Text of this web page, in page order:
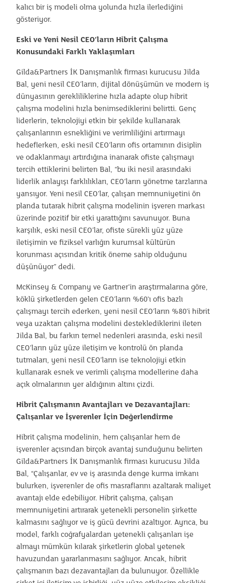
kalıcı bir iş modeli olma yolunda hızla ilerlediğini
gösteriyor.
Eski ve Yeni Nesil CEO’ların Hibrit Çalışma
Konusundaki Farklı Yaklaşımları
Gilda&Partners İK Danışmanlık firması kurucusu Jilda
Bal, yeni nesil CEO’ların, dijital dönüşümün ve modern iş
dünyasının gerekliliklerine hızla adapte olup hibrit
çalışma modelini hızla benimsediklerini belirtti. Genç
liderlerin, teknolojiyi etkin bir şekilde kullanarak
çalışanlarının esnekliğini ve verimliliğini artırmayı
hedeflerken, eski nesil CEO’ların ofis ortamının disiplin
ve odaklanmayı artırdığına inanarak ofiste çalışmayı
tercih ettiklerini belirten Bal, “bu iki nesil arasındaki
liderlik anlayışı farklılıkları, CEO’ların yönetme tarzlarına
yansıyor. Yeni nesil CEO’lar, çalışan memnuniyetini ön
planda tutarak hibrit çalışma modelinin işveren markası
üzerinde pozitif bir etki yarattığını savunuyor. Buna
karşılık, eski nesil CEO’lar, ofiste sürekli yüz yüze
iletişimin ve fiziksel varlığın kurumsal kültürün
korunması açısından kritik öneme sahip olduğunu
düşünüyor” dedi.
McKinsey & Company ve Gartner’in araştırmalarına göre,
köklü şirketlerden gelen CEO’ların %60’ı ofis bazlı
çalışmayı tercih ederken, yeni nesil CEO’ların %80’i hibrit
veya uzaktan çalışma modelini desteklediklerini ileten
Jilda Bal, bu farkın temel nedenleri arasında, eski nesil
CEO’ların yüz yüze iletişim ve kontrolü ön planda
tutmaları, yeni nesil CEO’ların ise teknolojiyi etkin
kullanarak esnek ve verimli çalışma modellerine daha
açık olmalarının yer aldığının altını çizdi.
Hibrit Çalışmanın Avantajları ve Dezavantajları:
Çalışanlar ve İşverenler İçin Değerlendirme
Hibrit çalışma modelinin, hem çalışanlar hem de
işverenler açısından birçok avantaj sunduğunu belirten
Gilda&Partners İK Danışmanlık firması kurucusu Jilda
Bal, “Çalışanlar, ev ve iş arasında denge kurma imkanı
bulurken, işverenler de ofis masraflarını azaltarak maliyet
avantajı elde edebiliyor. Hibrit çalışma, çalışan
memnuniyetini artırarak yetenekli personelin şirkette
kalmasını sağlıyor ve iş gücü devrini azaltıyor. Ayrıca, bu
model, farklı coğrafyalardan yetenekli çalışanları işe
almayı mümkün kılarak şirketlerin global yetenek
havuzundan yararlanmasını sağlıyor. Ancak, hibrit
çalışmanın bazı dezavantajları da bulunuyor. Özellikle